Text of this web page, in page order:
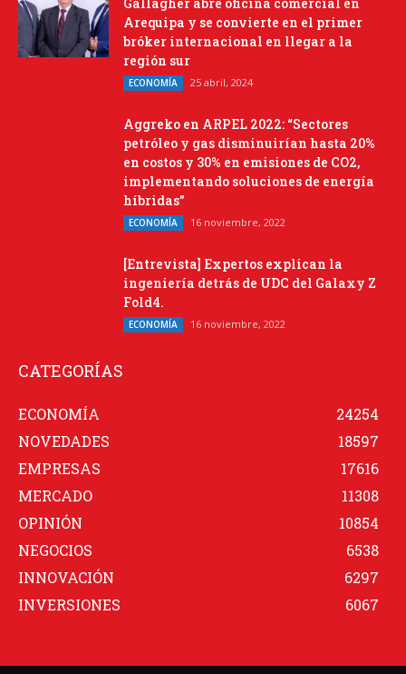
Arequipa y se convierte en el primer
bróker internacional en llegar a la
región sur
ECONOMÍA 25 abril, 2024
Aggreko en ARPEL 2022: “Sectores
petróleo y gas disminuirían hasta 20%
en costos y 30% en emisiones de CO2,
implementando soluciones de energía
híbridas”
ECONOMÍA 16 noviembre, 2022
[Entrevista] Expertos explican la
ingeniería detrás de UDC del Galaxy Z
Fold4.
ECONOMÍA 16 noviembre, 2022
CATEGORÍAS
ECONOMÍA
24254
NOVEDADES
18597
EMPRESAS
17616
MERCADO
11308
OPINIÓN
10854
NEGOCIOS
6538
INNOVACIÓN
6297
INVERSIONES
6067